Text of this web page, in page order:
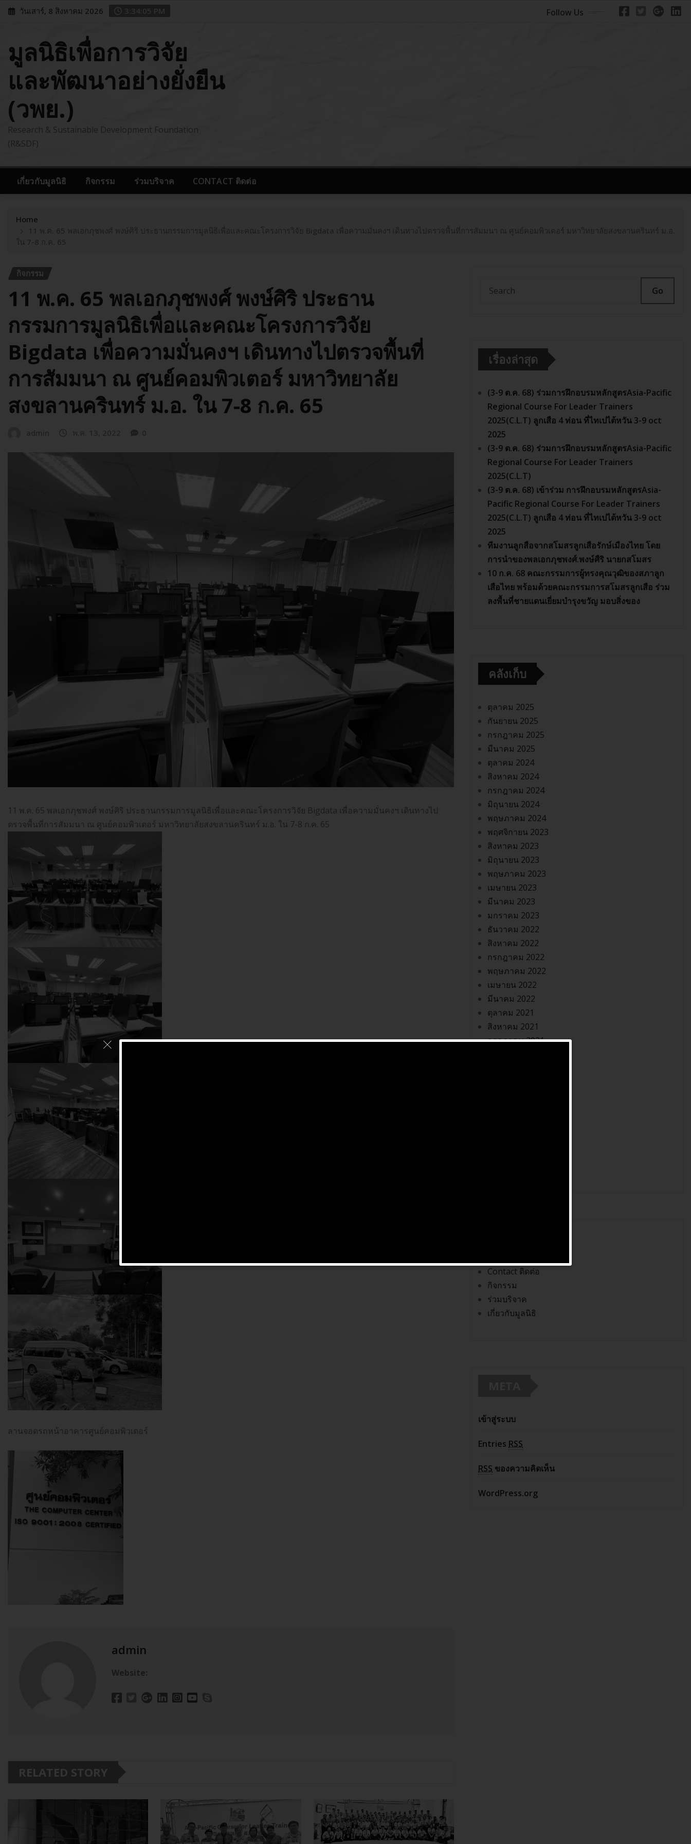
Skip วันเสาร์, 8 สิงหาคม 2026 3:34:07 PM Follow Us
มูลนิธิเพื่อการวิจัย
และพัฒนาอย่างยั่งยืน
(วพย.)
Research & Sustainable Development Foundation
(R&SDF)
เกี่ยวกับมูลนิธิ กิจกรรม ร่วมบริจาค CONTACT ติดต่อ
Home
11 พ.ค. 65 พลเอกภุชพงศ์ พงษ์ศิริ ประธานกรรมการมูลนิธิเพื่อและคณะโครงการวิจัย Bigdata เพื่อความมั่นคงฯ เดินทางไปตรวจพื้นที่การสัมมนา ณ ศูนย์คอมพิวเตอร์ มหาวิทยาลัยสงขลานครินทร์ ม.อ.
ใน 7-8 ก.ค. 65
กิจกรรม
11 พ.ค. 65 พลเอกภุชพงศ์ พงษ์ศิริ ประธาน
กรรมการมูลนิธิเพื่อและคณะโครงการวิจัย
Bigdata เพื่อความมั่นคงฯ เดินทางไปตรวจพื้นที่
การสัมมนา ณ ศูนย์คอมพิวเตอร์ มหาวิทยาลัย
สงขลานครินทร์ ม.อ. ใน 7-8 ก.ค. 65
11 พ.ค. 65 พลเอกภุชพงศ์ พงษ์ศิริ ประธานกรรมการมูลนิธิเพื่อและคณะโครงการวิจัย Bigdata เพื่อความมั่นคงฯ เดินทางไป
ตรวจพื้นที่การสัมมนา ณ ศูนย์คอมพิวเตอร์ มหาวิทยาลัยสงขลานครินทร์ ม.อ. ใน 7-8 ก.ค. 65
ลานจอดรถหน้าอาคารศูนย์คอมพิวเตอร์
admin
Website:
RELATED STORY
Go
เรื่องล่าสุด
(3-9 ต.ค. 68) ร่วมการฝึกอบรมหลักสูตรAsia-Pacific
Regional Course For Leader Trainers
2025(C.L.T) ลูกเสือ 4 ท่อน ที่ไทเปไต้หวัน 3-9 oct
2025
(3-9 ต.ค. 68) ร่วมการฝึกอบรมหลักสูตรAsia-Pacific
Regional Course For Leader Trainers
2025(C.L.T)
(3-9 ต.ค. 68) เข้าร่วม การฝึกอบรมหลักสูตรAsia-
Pacific Regional Course For Leader Trainers
2025(C.L.T) ลูกเสือ 4 ท่อน ที่ไทเปไต้หวัน 3-9 oct
2025
ทีมงานลูกสือจากสโมสรลูกเสือรักษ์เมืองไทย โดย
การนำของพลเอกภุชพงศ์.พงษ์ศืริ นายกสโมสร
10 ก.ค. 68 คณะกรรมการผู้ทรงคุณวุฒิของสภาลูก
เสือไทย พร้อมด้วยคณะกรรมการสโมสรลูกเสือ ร่วม
ลงพื้นที่ชายแดนเยี่ยมบำรุงขวัญ มอบสิ่งของ
คลังเก็บ
ตุลาคม 2025
กันยายน 2025
กรกฎาคม 2025
มีนาคม 2025
ตุลาคม 2024
สิงหาคม 2024
กรกฎาคม 2024
มิถุนายน 2024
พฤษภาคม 2024
พฤศจิกายน 2023
สิงหาคม 2023
มิถุนายน 2023
พฤษภาคม 2023
เมษายน 2023
มีนาคม 2023
มกราคม 2023
ธันวาคม 2022
สิงหาคม 2022
กรกฎาคม 2022
พฤษภาคม 2022
เมษายน 2022
มีนาคม 2022
ตุลาคม 2021
สิงหาคม 2021
กรกฎาคม 2021
Contact ติดต่อ
กิจกรรม
ร่วมบริจาค
เกี่ยวกับมูลนิธิ
เข้าสู่ระบบ
Entries RSS
RSS ของความคิดเห็น
WordPress.org